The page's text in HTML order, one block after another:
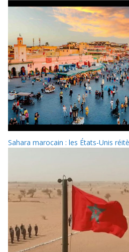
Sahara marocain : les États-Unis